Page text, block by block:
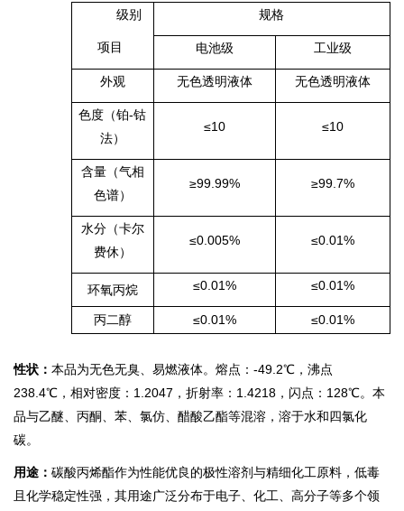
级别
项目
规格
电池级 工业级
外观 无色透明液体 无色透明液体
色度（铂-钴
法）
≤10 ≤10
含量（气相
色谱）
≥99.99% ≥99.7%
水分（卡尔
费休）
≤0.005% ≤0.01%
环氧丙烷 ≤0.01% ≤0.01%
丙二醇 ≤0.01% ≤0.01%
性状： 本品为无色无臭、易燃液体。熔点：-49.2℃，沸点
238.4℃，相对密度：1.2047，折射率：1.4218，闪点：128℃。本
品与乙醚、丙酮、苯、氯仿、醋酸乙酯等混溶，溶于水和四氯化
碳。
用途： 碳酸丙烯酯作为性能优良的极性溶剂与精细化工原料，低毒
且化学稳定性强，其用途广泛分布于电子、化工、高分子等多个领